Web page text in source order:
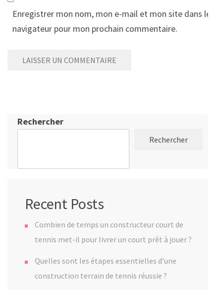
Enregistrer mon nom, mon e-mail et mon site dans le
navigateur pour mon prochain commentaire.
Rechercher
Rechercher
Recent Posts
Combien de temps un constructeur court de
tennis met-il pour livrer un court prêt à jouer ?
Quelles sont les étapes essentielles d’une
construction terrain de tennis réussie ?